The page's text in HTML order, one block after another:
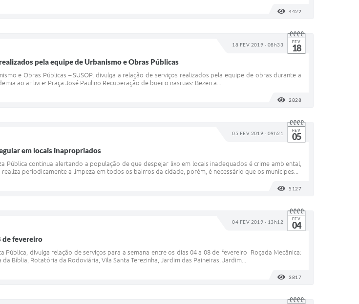
4422
18 FEV 2019 - 08h33 FEV
18
pela equipe de Urbanismo e Obras Públicas
e Obras Públicas – SUSOP, divulga a relação de serviços realizados pela equipe de obras durante a
ao ar livre: Praça José Paulino Recuperação de bueiro nasruas: Bezerra...
2828
05 FEV 2019 - 09h21 FEV
05
em locais inapropriados
continua alertando a população de que despejar lixo em locais inadequados é crime ambiental,
periodicamente a limpeza em todos os bairros da cidade, porém, é necessário que os munícipes...
5127
04 FEV 2019 - 13h12 FEV
04
de fevereiro
divulga relação de serviços para a semana entre os dias 04 a 08 de fevereiro Roçada Mecânica:
Bíblia, Rotatória da Rodoviária, Vila Santa Terezinha, Jardim das Paineiras, Jardim...
3817